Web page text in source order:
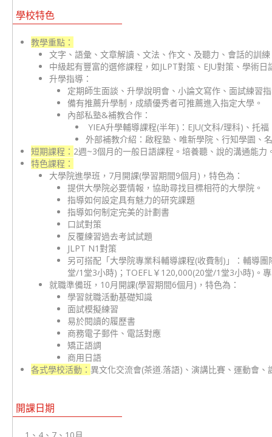
學校特色
教學重點：
文字、語彙、文章解讀、文法、作文、及聽力、會話的訓
中級起有豐富的選修課程，如JLPT對策、EJU對策、學術
升學指導：
定期師生面談、升學說明會、小論文寫作、面試練習
備有推薦升學制，成績優秀者可推薦進入指定大學。
內部私塾&補教合作：
YIEA升學輔導課程(半年)：EJU(文科/理科)、托
外部補教介紹：啟程塾、唯新學院、行知學園、
短期課程： 2週~3個月的一般日語課程。培養聽、說的溝通能力
特色課程：
大學院進學班，7月開課(學習期間9個月)，特色為：
提供大學院必要情報，協助尋找目標相符的大學院。
指導如何設定具有魅力的研究課題
指導如何制定完美的計劃書
口試對策
反覆練習過去考試試題
JLPT N1對策
另可搭配「大學院專業科輔導課程(收費制)」：輔導
堂/1堂3小時)；TOEFL￥120,000(20堂/1堂3小時)。
就職準備班，10月開課(學習期間6個月)，特色為：
學習就職活動基礎知識
面試模擬練習
易於閱讀的履歷書
商務電子郵件、電話對應
矯正語調
商用日語
各式學校活動： 異文化交流會(茶道.落語)、演講比賽、運動會
開課日期